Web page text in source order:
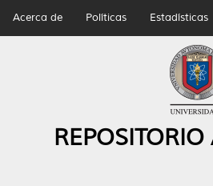
Acerca de Políticas Estadísticas